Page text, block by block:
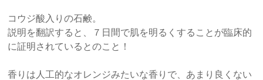
コウジ酸入りの石鹸。
説明を翻訳すると、７日間で肌を明るくすることが臨床的
に証明されているとのこと！
香りは人工的なオレンジみたいな香りで、あまり良くない